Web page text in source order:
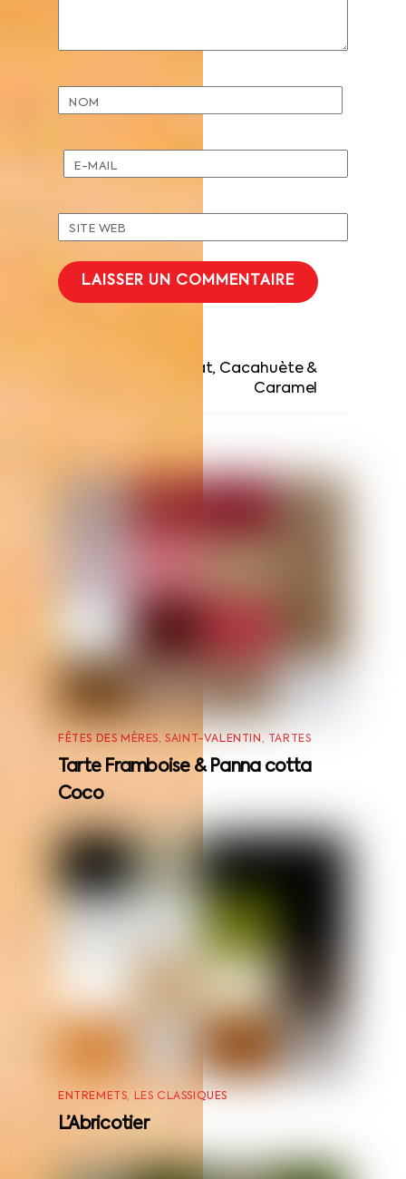
NOM
E-MAIL
SITE WEB
Finger Chocolat, Cacahuète &
Caramel
FÊTES DES MÈRES,SAINT-VALENTIN , TARTES
Tarte Framboise & Panna cotta
Coco
ENTREMETS, LES CLASSIQUES
L’Abricotier